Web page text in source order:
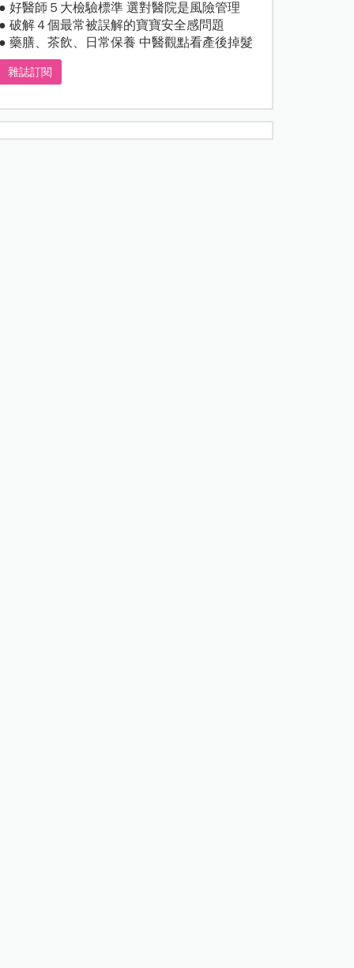
好醫師５大檢驗標準 選對醫院是風險管理
破解４個最常被誤解的寶寶安全感問題
藥膳、茶飲、日常保養 中醫觀點看產後掉髮
雜誌訂閱